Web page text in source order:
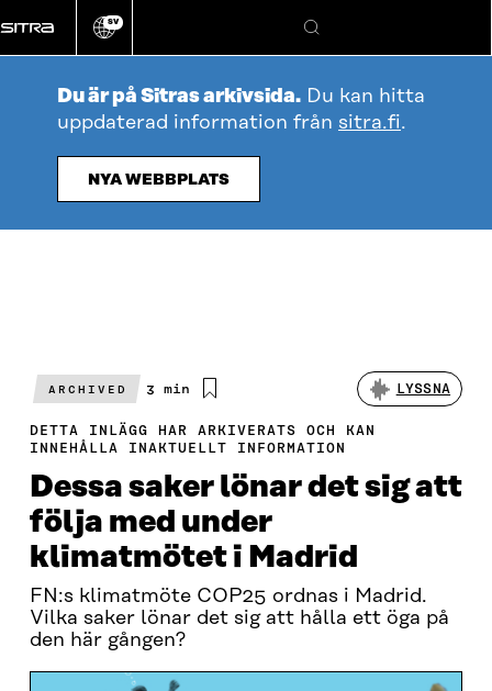
direkt
till
Ändra
språk
SV
Sök
Du är på Sitras arkivsida. Du kan hitta
uppdaterad information från sitra.fi.
NYA WEBBPLATS
ARCHIVED
Beräknad
3 min LYSSNA
DETTA INLÄGG HAR ARKIVERATS OCH KAN
INNEHÅLLA INAKTUELLT INFORMATION
Dessa saker lönar det sig att
följa med under
klimatmötet i Madrid
FN:s klimatmöte COP25 ordnas i Madrid.
Vilka saker lönar det sig att hålla ett öga på
den här gången?